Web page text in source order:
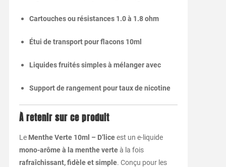
Cartouchesou résistances 1.0à 1.8ohm
Étui detransportpourflacons 10ml
Liquidesfruitéssimplesà mélangeravec
Supportderangementpourtauxdenicotine
À retenir sur ce produit
Le MentheVerte 10ml – D’liceest un e-liquide
mono-arômeà la mentheverteà la fois
rafraîchissant,fidèleetsimple. Conçu pour les